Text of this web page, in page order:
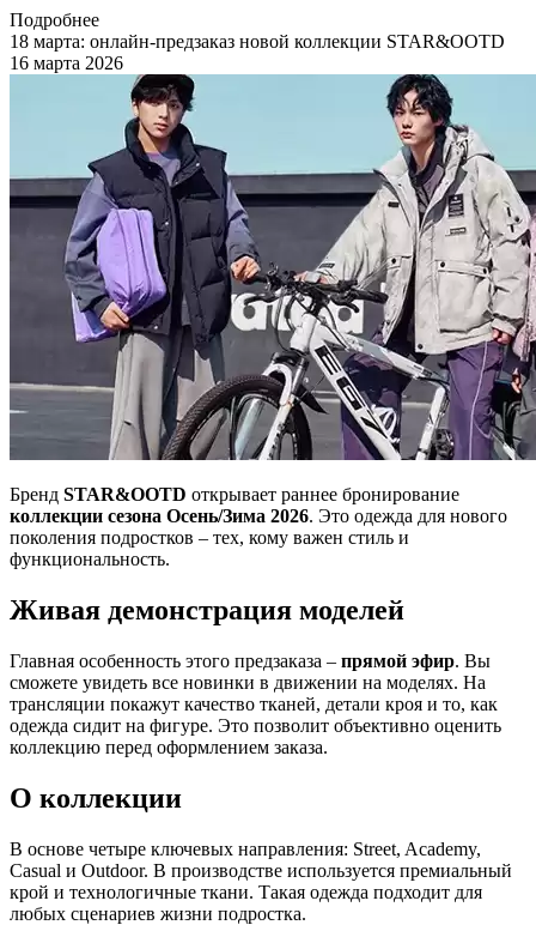
Подробнее
18 марта: онлайн-предзаказ новой коллекции STAR&OOTD
16 марта 2026
Бренд STAR&OOTD открывает раннее бронирование
коллекции сезона Осень/Зима 2026. Это одежда для нового
поколения подростков – тех, кому важен стиль и
функциональность.
Живая демонстрация моделей
Главная особенность этого предзаказа – прямой эфир. Вы
сможете увидеть все новинки в движении на моделях. На
трансляции покажут качество тканей, детали кроя и то, как
одежда сидит на фигуре. Это позволит объективно оценить
коллекцию перед оформлением заказа.
О коллекции
В основе четыре ключевых направления: Street, Academy,
Casual и Outdoor. В производстве используется премиальный
крой и технологичные ткани. Такая одежда подходит для
любых сценариев жизни подростка.